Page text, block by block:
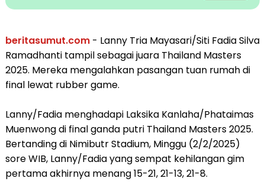
beritasumut.com- Lanny Tria Mayasari/Siti Fadia Silva
Ramadhanti tampil sebagai juara Thailand Masters
2025. Mereka mengalahkan pasangan tuan rumah di
final lewat rubber game.
Lanny/Fadia menghadapi Laksika Kanlaha/Phataimas
Muenwong di final ganda putri Thailand Masters 2025.
Bertanding di Nimibutr Stadium, Minggu (2/2/2025)
sore WIB, Lanny/Fadia yang sempat kehilangan gim
pertama akhirnya menang 15-21, 21-13, 21-8.